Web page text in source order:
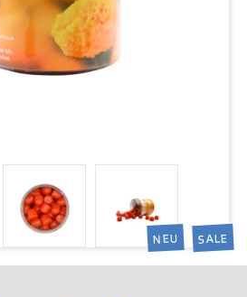
NEU SALE